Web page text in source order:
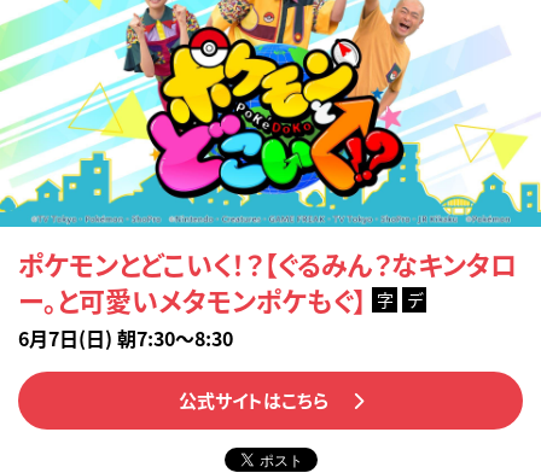
ポケモンとどこいく！？【ぐるみん？なキンタロ
ー。と可愛いメタモンポケもぐ】
字 デ
6月7日(日) 朝7:30～8:30
公式サイトはこちら